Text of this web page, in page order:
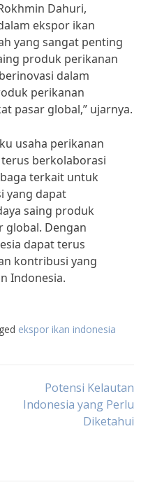
Dahuri,
ekspor ikan
yang sangat penting
produk perikanan
dalam
perikanan
pasar global,” ujarnya.
usaha perikanan
berkolaborasi
terkait untuk
yang dapat
saing produk
global. Dengan
dapat terus
kontribusi yang
Indonesia.
ekspor ikan indonesia
Potensi Kelautan
Indonesia yang Perlu
Diketahui